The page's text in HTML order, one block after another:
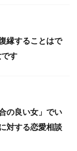
縁することはで
す
の良い女」でい
対する恋愛相談